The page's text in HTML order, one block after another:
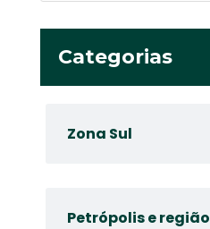
Categorias
Zona Sul
Petrópolis e região